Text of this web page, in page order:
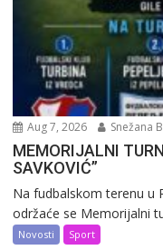
Aug 7, 2026 Snežana
MEMORIJALNI
SAVKOVIĆ”
Na fudbalskom terenu u
održaće se Memorijalni
Novosti Sport